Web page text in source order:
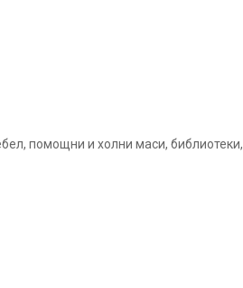
помощни и холни маси, библиотеки,